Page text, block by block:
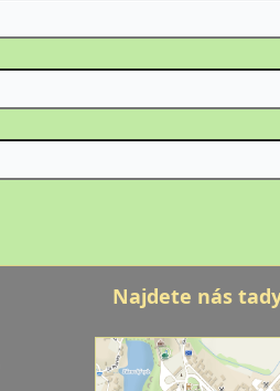
Najdete nás